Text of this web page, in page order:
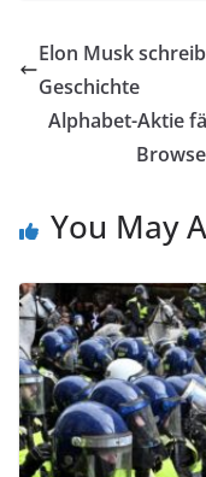
Elon Musk
Geschichte
Alphabet-Aktie
You May